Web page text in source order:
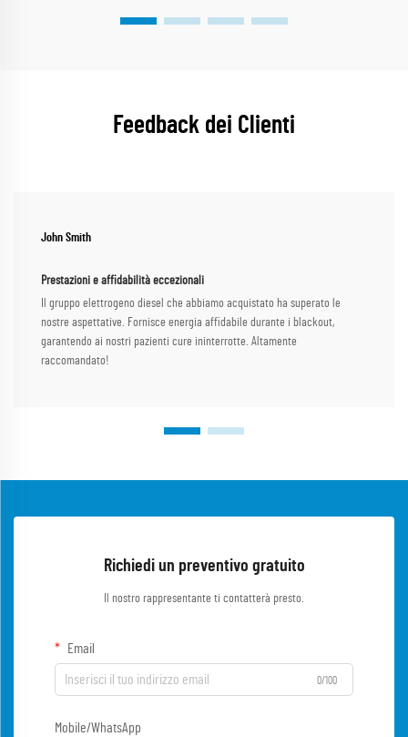
Feedback dei Clienti
John Smith
Prestazioni e affidabilità eccezionali
Il gruppo elettrogeno diesel che abbiamo acquistato ha superato le
nostre aspettative. Fornisce energia affidabile durante i blackout,
garantendo ai nostri pazienti cure ininterrotte. Altamente
raccomandato!
Richiedi un preventivo gratuito
Il nostro rappresentante ti contatterà presto.
Email
0/100
Mobile/WhatsApp